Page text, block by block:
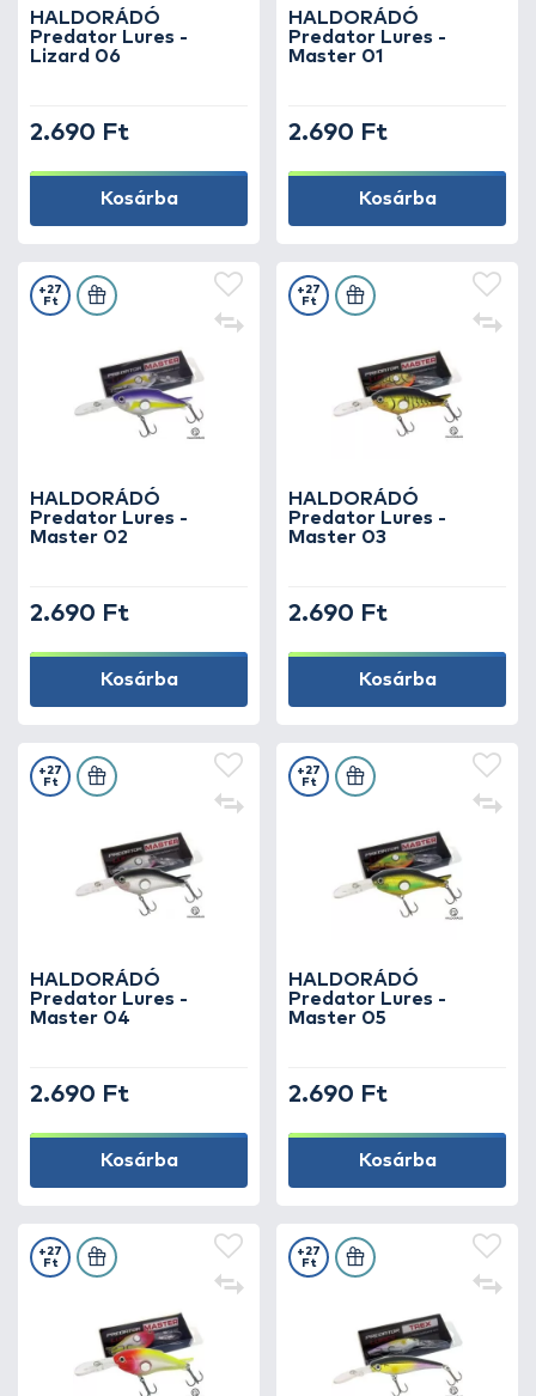
kulcsa!
HALDORÁDÓ
Predator Lures -
Lizard 06
2.690 Ft
Kosárba
HALDORÁDÓ
Predator Lures -
Master 01
2.690 Ft
Kosárba
HALDORÁDÓ
Predator Lures -
Master 02
+27
Ft
2.690 Ft
Kosárba
HALDORÁDÓ
Predator Lures -
Master 03
+27
Ft
2.690 Ft
Kosárba
HALDORÁDÓ
Predator Lures -
Master 04
+27
Ft
2.690 Ft
Kosárba
HALDORÁDÓ
Predator Lures -
Master 05
+27
Ft
2.690 Ft
Kosárba
+27
Ft
+27
Ft